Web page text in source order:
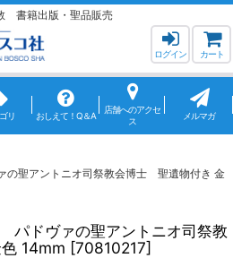
書籍出版・聖品販売
ログイン カート
リ おしえて！Q＆A
店舗へのアクセ
ス
メルマガ
聖アントニオ司祭教会博士 聖遺物付き 金
ドヴァの聖アントニオ司祭教
14mm [70810217]